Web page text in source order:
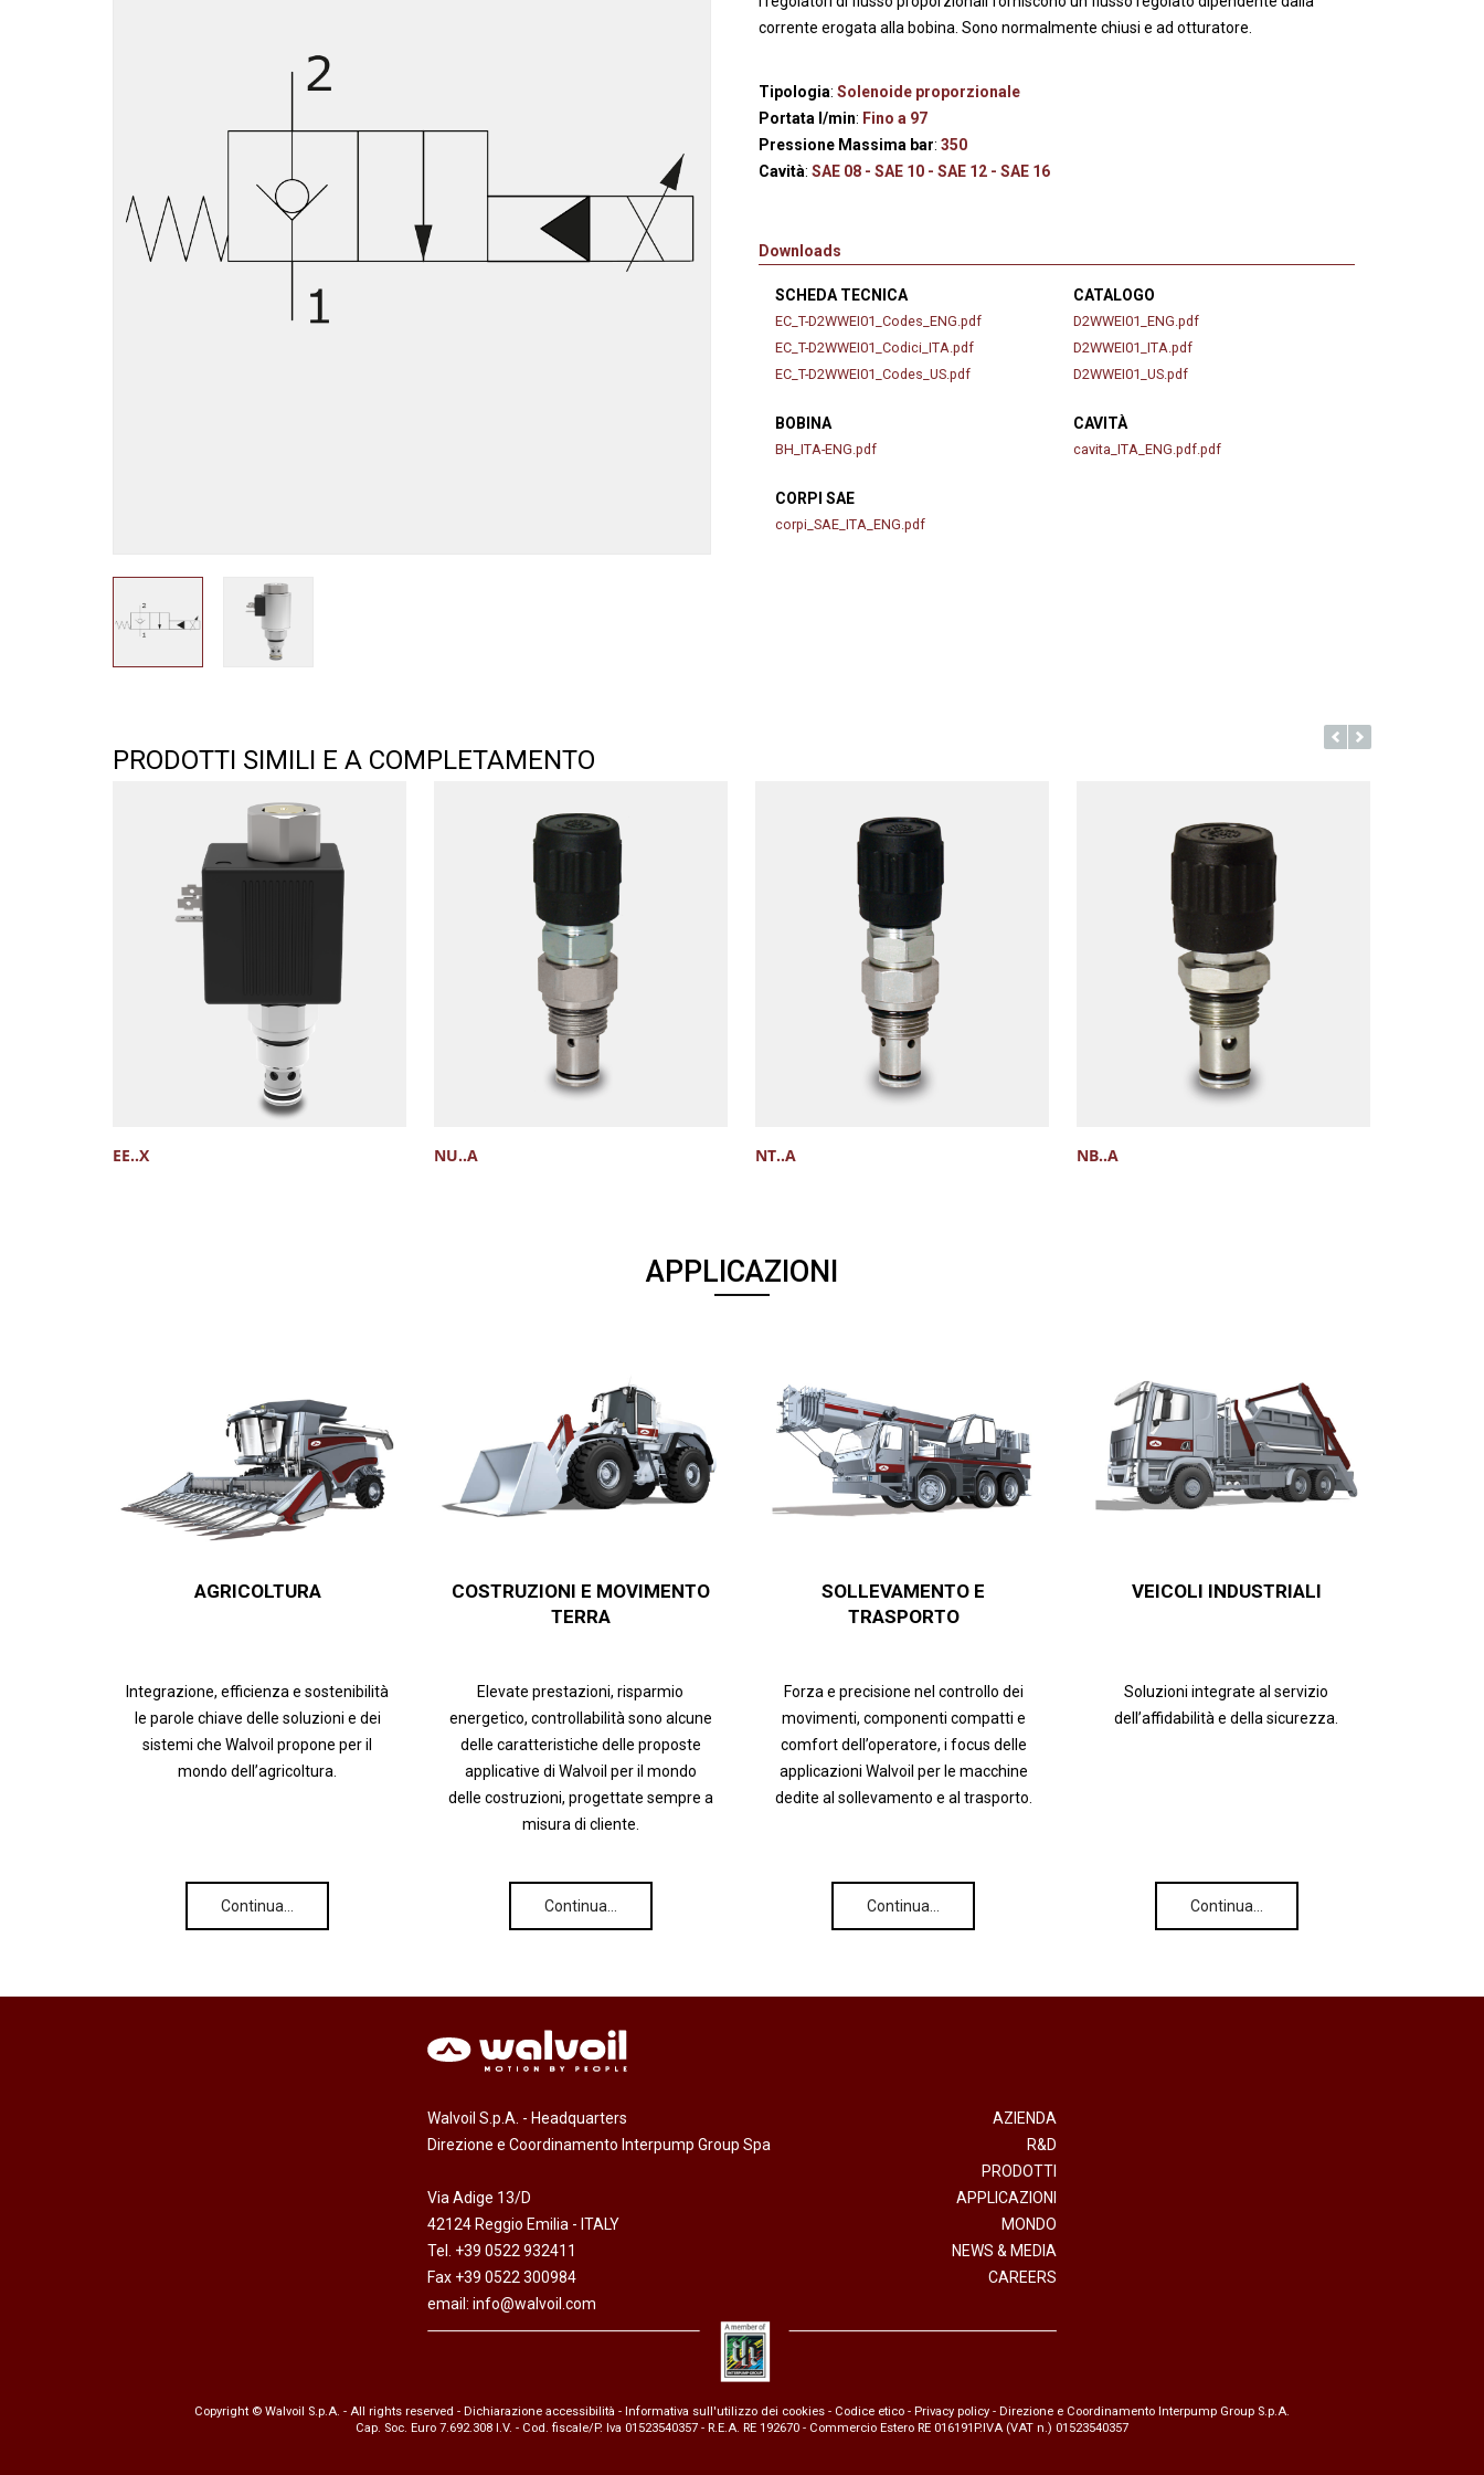
Servocomandi meccanici a
Cablaggi
corrente erogata alla bobina. Sono normalmente chiusi e ad otturatore.
Tipologia: Solenoide proporzionale
Portata l/min: Fino a 97
Pressione Massima bar: 350
Cavità: SAE 08 - SAE 10 - SAE 12 - SAE 16
Downloads
SCHEDA TECNICA
EC_T-D2WWEI01_Codes_ENG.pdf
EC_T-D2WWEI01_Codici_ITA.pdf
EC_T-D2WWEI01_Codes_US.pdf
CATALOGO
D2WWEI01_ENG.pdf
D2WWEI01_ITA.pdf
D2WWEI01_US.pdf
BOBINA
BH_ITA-ENG.pdf
CAVITÀ
cavita_ITA_ENG.pdf.pdf
CORPI SAE
corpi_SAE_ITA_ENG.pdf
PRODOTTI SIMILI E A COMPLETAMENTO
EE..X NU..A NT..A NB..A
APPLICAZIONI
AGRICOLTURA
Integrazione, efficienza e sostenibilità
le parole chiave delle soluzioni e dei
sistemi che Walvoil propone per il
mondo dell’agricoltura.
Continua…
COSTRUZIONI E MOVIMENTO
TERRA
Elevate prestazioni, risparmio
energetico, controllabilità sono alcune
delle caratteristiche delle proposte
applicative di Walvoil per il mondo
delle costruzioni, progettate sempre a
misura di cliente.
Continua…
SOLLEVAMENTO E
TRASPORTO
Forza e precisione nel controllo dei
movimenti, componenti compatti e
comfort dell’operatore, i focus delle
applicazioni Walvoil per le macchine
dedite al sollevamento e al trasporto.
Continua…
VEICOLI INDUSTRIALI
Soluzioni integrate al servizio
dell’affidabilità e della sicurezza.
Continua…
Walvoil S.p.A. - Headquarters
Direzione e Coordinamento Interpump Group Spa
Via Adige 13/D
42124 Reggio Emilia - ITALY
Tel. +39 0522 932411
Fax +39 0522 300984
email: info@walvoil.com
AZIENDA
R&D
PRODOTTI
APPLICAZIONI
MONDO
NEWS & MEDIA
CAREERS
Copyright © Walvoil S.p.A. - All rights reserved - Dichiarazione accessibilità - Informativa sull'utilizzo dei cookies - Codice etico - Privacy policy - Direzione e Coordinamento Interpump Group S.p.A.
Cap. Soc. Euro 7.692.308 I.V. - Cod. fiscale/P. Iva 01523540357 - R.E.A. RE 192670 - Commercio Estero RE 016191P.IVA (VAT n.) 01523540357